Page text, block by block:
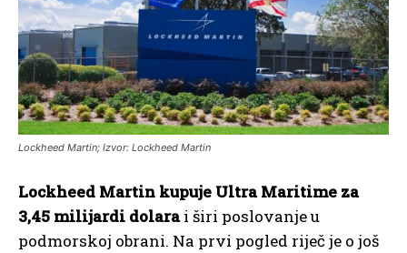
Lockheed Martin; Izvor: Lockheed Martin
Lockheed Martin kupuje Ultra Maritime za
3,45 milijardi dolarai širi poslovanje u
podmorskoj obrani. Na prvi pogled riječ je o još